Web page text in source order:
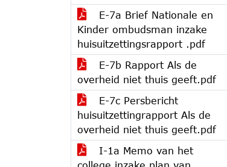
E-7a Brief Nationale en
Kinder ombudsman inzake
huisuitzettingsrapport .pdf
E-7b Rapport Als de
overheid niet thuis geeft.pdf
E-7c Persbericht
huisuitzettingrapport Als de
overheid niet thuis geeft.pdf
I-1a Memo van het